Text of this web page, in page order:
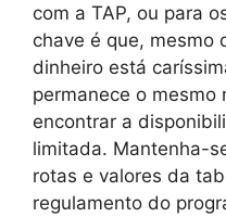
com a TAP, ou para
chave é que, mesmo
dinheiro está
permanece o
encontrar a
limitada. Mantenha-
rotas e valores da
regulamento do